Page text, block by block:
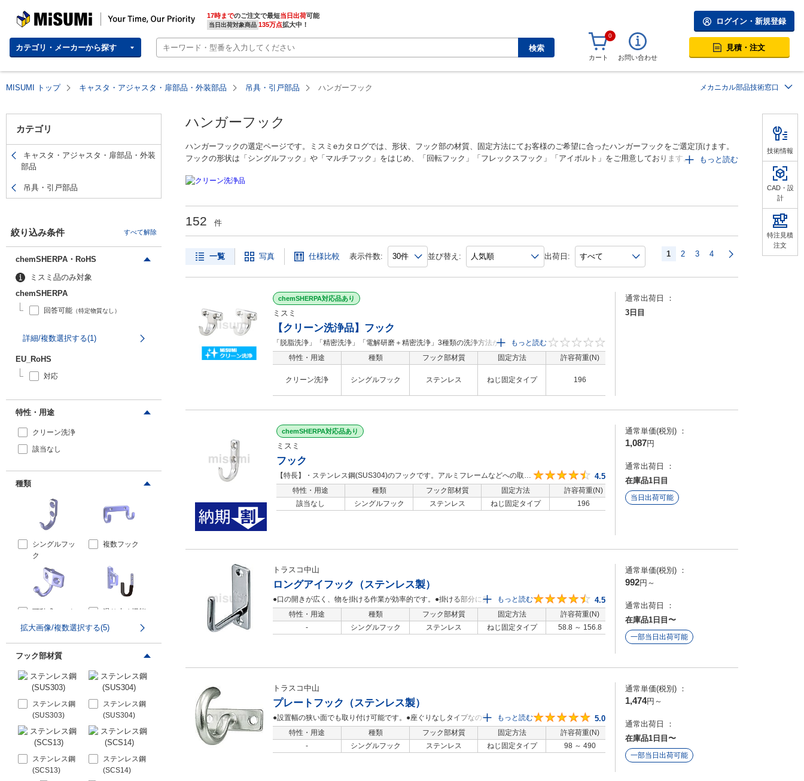
MISUMI | Your Time, Our Priority 17時までのご注文で最短当日出荷
当日出荷対象商品 135万点拡大中！
カテゴリ・メーカーから探す 検索
ログイン・新規登録
0
カート お問い合わせ
見積・注文
MISUMI トップ キャスタ・アジャスタ・扉部品・外装部品 吊具・引戸部品 ハンガーフック メカニカル部品技術窓口
カテゴリ
キャスタ・アジャスタ・扉部品・外装
部品
吊具・引戸部品
絞り込み条件 すべて解除
chemSHERPA・RoHS
ミスミ品のみ対象
chemSHERPA
回答可能 （特定物質なし）
詳細/複数選択する(1)
EU_RoHS
対応
特性・用途
クリーン洗浄
該当なし
種類
シングルフッ
ク
複数フック
可動式フック
滑り止め機能
付フック
関連部品
拡大画像/複数選択する(5)
フック部材質
ステンレス鋼
(SUS303)
ステンレス鋼
(SUS304)
ステンレス鋼
(SCS13)
ステンレス鋼
(SCS14)
ハンガーフック
ハンガーフックの選定ページです。ミスミeカタログでは、形状、フック部の材質、固定方法にてお客様のご希望に合ったハンガーフックをご選定頂けます。
フックの形状は「シングルフック」や「マルチフック」をはじめ、「回転フック」「フレックスフック」「アイボルト」をご用意しております。
用など屋外にも幅広くお使い頂けます。
【メーカー】杉田エース、光、ハイロジック、スガツネ工業、タキゲン製造、水本機械製作所など
「ステンレス フック」のおすすめ商品をピックアップしたおすすめ人気ランキングを用意しております。
「ステンレス フック」のおすすめ人気ランキング
もっと読む
152 件
一覧 写真 仕様比較 表示件数: 並び替え: 出荷日: 1 2 3 4
chemSHERPA対応品あり
ミスミ
【クリーン洗浄品】フック
「脱脂洗浄」「精密洗浄」「電解研磨＋精密洗浄」3種類の洗浄方法が選択可能、い
ずれも標準型番で1個からご注文頂けます。お客様での洗浄や外注依頼の洗浄が不要
となり、手間が削減出来ます。■洗浄型式 ・脱脂洗浄（防錆1重梱包） ：型
番SL-□□ ・精密洗浄（脱気2重梱包） ：型番SH-□□ ・電解研磨＋精密洗浄
程 バッテリー組立後工程 SH-□□ 精密洗浄 脱気２重梱包 油分除去 粉塵除去 クリーン
工程 SHD-□□ 電解研磨＋精密洗浄 脱気２重梱包 油分除去 粉塵除去 アウトガス低減
真空環境 クリーン環境（クラス10～1,000） 半導体前工程 液晶成膜工程 有機EL前工
程 ■ご留意事項洗浄を行うことで、防錆を目的とした油分も一緒に除去されるため、
未洗浄品に比べ錆びやすくなる場合があります。適用場所や保管環境には十分ご注意
くださいますようお願いいたします。【特長】・ステンレス鋼(SUS304)のフックで
す。アルミフレームなどへの取り付けにも。
もっと読む
特性・用途
種類 フック部材質 固定方法 許容荷重(N)
クリーン洗浄 シングルフック ステンレス ねじ固定タイプ 196
通常出荷日 ：
3日目
chemSHERPA対応品あり
ミスミ
フック
【特長】・ステンレス鋼(SUS304)のフックです。アルミフレームなどへの取り
付けにも。
4.5
4.5
特性・用途 種類 フック部材質 固定方法 許容荷重(N)
洗浄方法
該当なし
シングルフック ステンレス ねじ固定タイプ 196 -
通常単価(税別) ：
1,087円
通常出荷日 ：
在庫品1日目
当日出荷可能
トラスコ中山
ロングアイフック（ステンレス製）
●口の開きが広く、物を掛ける作業が効率的です。●掛ける部分に奥行きがあり、
厚みのある道具が掛けられるタイプです。●壁面・床面・柱などに設置し、チェ
ーン・ワイヤ・ロープの壁面金具として。
もっと読む 4.5
特性・用途 種類 フック部材質 固定方法 許容荷重(N)
洗浄方法
-
シングルフック ステンレス ねじ固定タイプ 58.8 ～ 156.8
通常単価(税別) ：
992円 ～
通常出荷日 ：
在庫品1日目〜
一部当日出荷可能
トラスコ中山
プレートフック（ステンレス製）
●設置幅の狭い面でも取り付け可能です。●座ぐりなしタイプなので、ナベ頭など
のねじをご使用ください。●壁面・床面・柱などに設置し、チェーン・ワイヤ・
ロープの端末金具として。
もっと読む 5.0
特性・用途 種類 フック部材質 固定方法 許容荷重(N)
洗浄方法
-
シングルフック ステンレス ねじ固定タイプ 98 ～ 490
通常単価(税別) ：
1,474円 ～
通常出荷日 ：
在庫品1日目〜
一部当日出荷可能
技術情報
CAD・設
計
特注見積
注文